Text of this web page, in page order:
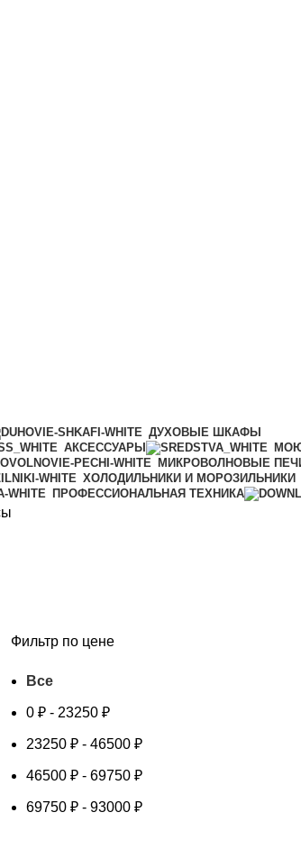
ДУХОВЫЕ ШКАФЫ
АКСЕССУАРЫ
МИКРОВОЛНОВЫЕ
ХОЛОДИЛЬНИКИ И МОРОЗИЛЬНИКИ
ПРОФЕССИОНАЛЬНАЯ ТЕХНИКА
Фильтр по цене
Все
0 ₽ - 23250 ₽
23250 ₽ - 46500 ₽
46500 ₽ - 69750 ₽
69750 ₽ - 93000 ₽